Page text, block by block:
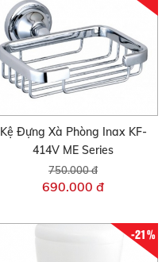
Kệ Đựng Xà Phòng Inax KF-
414V ME Series
750.000 đ
690.000 đ
-21%